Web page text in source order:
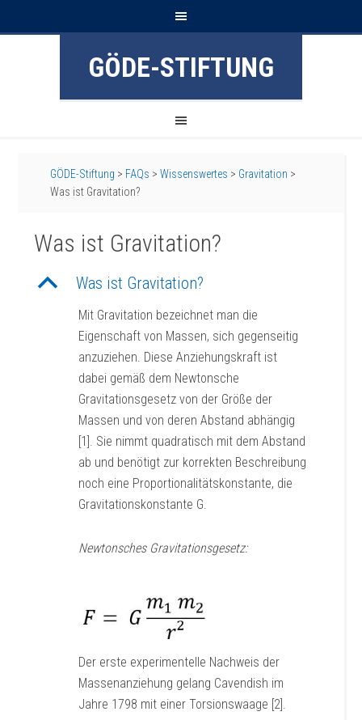
GÖDE-STIFTUNG
GÖDE-Stiftung > FAQs >Wissenswertes > Gravitation >
Was ist Gravitation?
Was ist Gravitation?
B Was ist Gravitation?
Mit Gravitation bezeichnet man die
Eigenschaft von Massen, sich gegenseitig
anzuziehen. Diese Anziehungskraft ist
dabei gemäß dem Newtonsche
Gravitationsgesetz von der Größe der
Massen und von deren Abstand abhängig
[1]. Sie nimmt quadratisch mit dem Abstand
ab und benötigt zur korrekten Beschreibung
noch eine Proportionalitätskonstante, die
Gravitationskonstante G.
Newtonsches Gravitationsgesetz:
Der erste experimentelle Nachweis der
Massenanziehung gelang Cavendish im
Jahre 1798 mit einer Torsionswaage [2].